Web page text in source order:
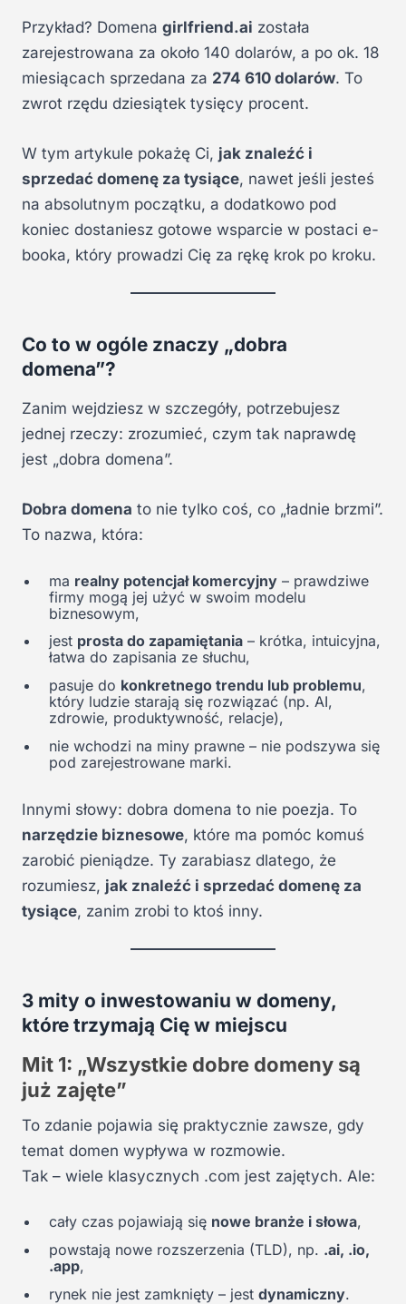
Przykład? Domena girlfriend.ai została
zarejestrowana za około 140 dolarów, a po ok. 18
miesiącach sprzedana za 274 610 dolarów. To
zwrot rzędu dziesiątek tysięcy procent.
W tym artykule pokażę Ci, jak znaleźć i
sprzedać domenę za tysiące, nawet jeśli jesteś
na absolutnym początku, a dodatkowo pod
koniec dostaniesz gotowe wsparcie w postaci e-
booka, który prowadzi Cię za rękę krok po kroku.
Co to w ogóle znaczy „dobra
domena”?
Zanim wejdziesz w szczegóły, potrzebujesz
jednej rzeczy: zrozumieć, czym tak naprawdę
jest „dobra domena”.
Dobra domena to nie tylko coś, co „ładnie brzmi”.
To nazwa, która:
ma realny potencjał komercyjny – prawdziwe
firmy mogą jej użyć w swoim modelu
biznesowym,
jest prosta do zapamiętania – krótka, intuicyjna,
łatwa do zapisania ze słuchu,
pasuje do konkretnego trendu lub problemu,
który ludzie starają się rozwiązać (np. AI,
zdrowie, produktywność, relacje),
nie wchodzi na miny prawne – nie podszywa się
pod zarejestrowane marki.
Innymi słowy: dobra domena to nie poezja. To
narzędzie biznesowe, które ma pomóc komuś
zarobić pieniądze. Ty zarabiasz dlatego, że
rozumiesz, jak znaleźć i sprzedać domenę za
tysiące, zanim zrobi to ktoś inny.
3 mity o inwestowaniu w domeny,
które trzymają Cię w miejscu
Mit 1: „Wszystkie dobre domeny są
już zajęte”
To zdanie pojawia się praktycznie zawsze, gdy
temat domen wypływa w rozmowie.
Tak – wiele klasycznych .com jest zajętych. Ale:
cały czas pojawiają się nowe branże i słowa,
powstają nowe rozszerzenia (TLD), np. .ai, .io,
.app,
rynek nie jest zamknięty – jest dynamiczny.